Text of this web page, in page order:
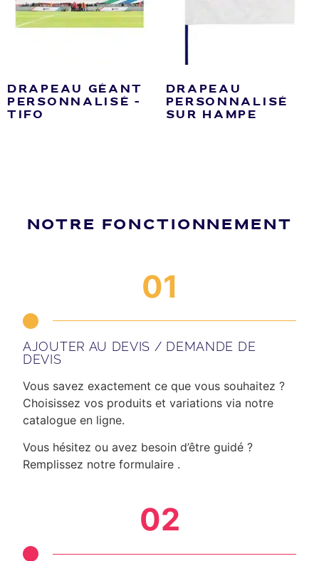
DRAPEAU GÉANT
PERSONNALISÉ –
TIFO
DRAPEAU
PERSONNALISÉ
SUR HAMPE
NOTRE FONCTIONNEMENT
01
AJOUTER AU DEVIS / DEMANDE DE
DEVIS
Vous savez exactement ce que vous souhaitez ?
Choisissez vos produits et variations via notre
catalogue en ligne.
Vous hésitez ou avez besoin d’être guidé ?
Remplissez notre formulaire .
02